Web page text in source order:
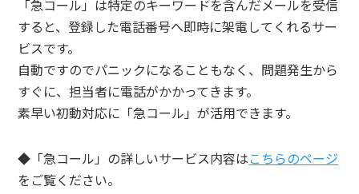
「急コール」は特定のキーワードを含んだメールを受信
すると、登録した電話番号へ即時に架電してくれるサー
ビスです。
自動ですのでパニックになることもなく、問題発生から
すぐに、担当者に電話がかかってきます。
素早い初動対応に「急コール」が活用できます。
◆「急コール」の詳しいサービス内容はこちらのページ
をご覧ください。